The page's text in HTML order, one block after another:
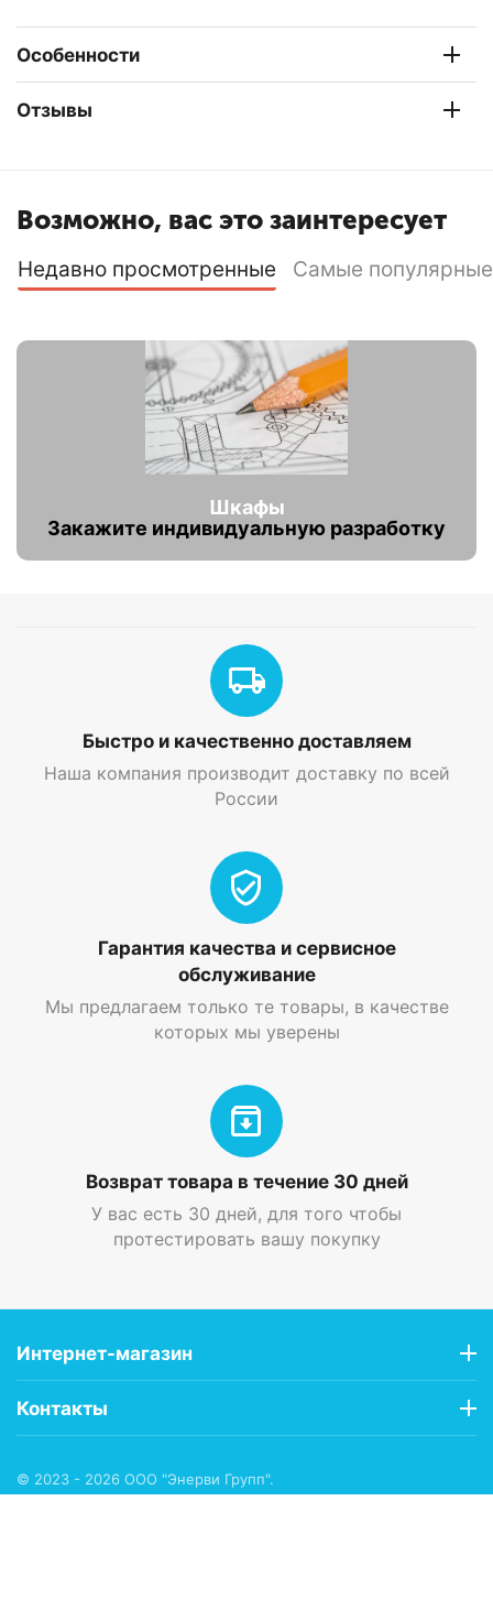
Особенности
Отзывы
Возможно, вас это заинтересует
Недавно просмотренные Самые популярные
Шкафы
Закажите индивидуальную разработку
Быстро и качественно доставляем
Наша компания производит доставку по всей
России
Гарантия качества и сервисное
обслуживание
Мы предлагаем только те товары, в качестве
которых мы уверены
Возврат товара в течение 30 дней
У вас есть 30 дней, для того чтобы
протестировать вашу покупку
Интернет-магазин
Контакты
© 2023 - 2026 ООО "Энерви Групп".